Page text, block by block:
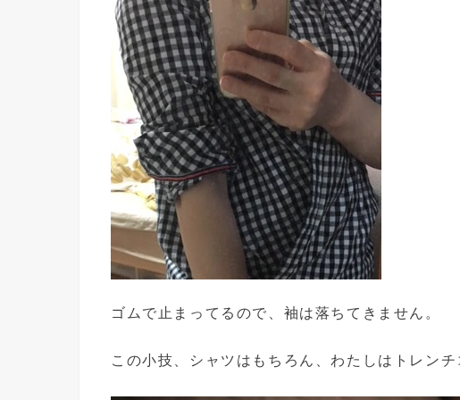
ゴムで止まってるので、袖は落ちてきません。
この小技、シャツはもちろん、わたしはトレンチ